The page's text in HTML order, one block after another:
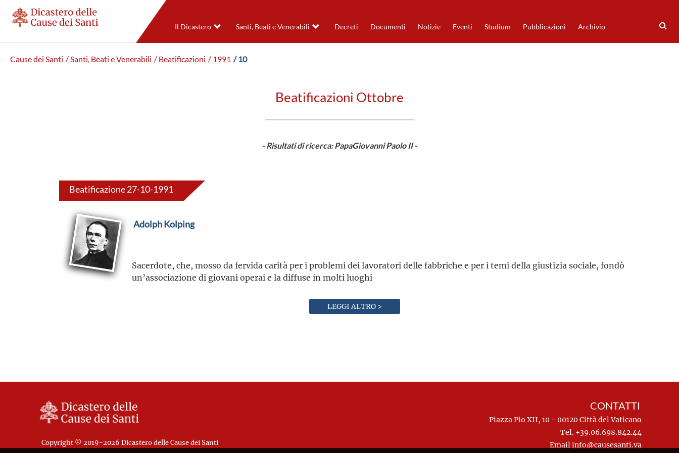
Il Dicastero Santi, Beati e Venerabili Decreti Documenti Notizie Eventi Studium Pubblicazioni Archivio
Cause dei Santi / Santi, Beati e Venerabili / Beatificazioni / 1991 / 10
Beatificazioni Ottobre
- Risultati di ricerca: PapaGiovanni Paolo II -
Beatificazione 27-10-1991
Adolph Kolping
Sacerdote, che, mosso da fervida carità per i problemi dei lavoratori delle fabbriche e per i temi della giustizia sociale, fondò
un’associazione di giovani operai e la diffuse in molti luoghi
LEGGI ALTRO >
Copyright © 2019-2026 Dicastero delle Cause dei Santi
CONTATTI
Piazza Pio XII, 10 - 00120 Città del Vaticano
Tel. +39.06.698.842.44
Emailinfo@causesanti.va